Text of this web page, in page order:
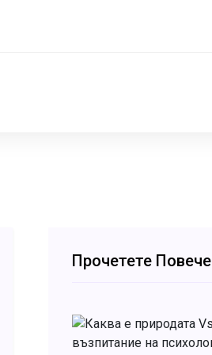
Прочетете Повече